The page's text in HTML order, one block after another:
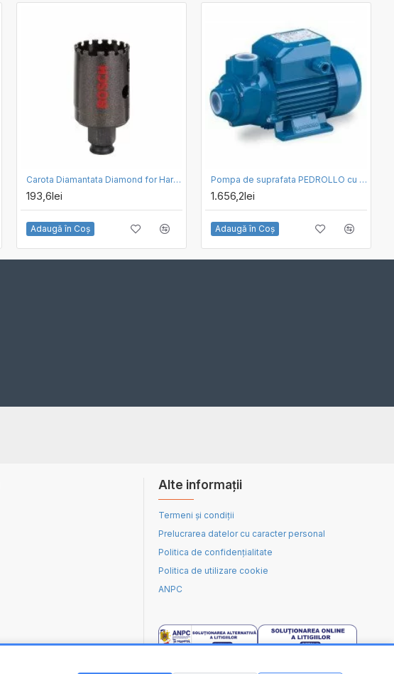
Carota Diamantata Diamond for Hard Ceramics Bosch 32mm
193,6lei
Adaugă în Coş
Pompa de suprafata PEDROLLO cu turbina periferica PKm200
1.656,2lei
Adaugă în Coş
Alte informații
Termeni și condiții
Prelucrarea datelor cu caracter personal
Politica de confidențialitate
Politica de utilizare cookie
ANPC